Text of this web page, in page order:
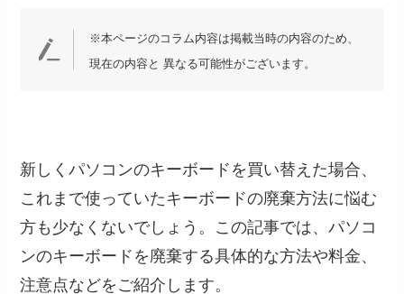
※本ページのコラム内容は掲載当時の内容のため、
現在の内容と 異なる可能性がございます。
新しくパソコンのキーボードを買い替えた場合、
これまで使っていたキーボードの廃棄方法に悩む
方も少なくないでしょう。この記事では、パソコ
ンのキーボードを廃棄する具体的な方法や料金、
注意点などをご紹介します。